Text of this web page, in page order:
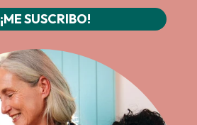
¡ME SUSCRIBO!